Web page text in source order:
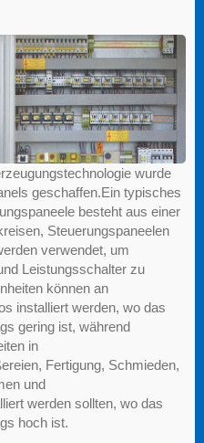
wurde
geschaffen.Ein typisches
besteht aus einer
Steuerungspaneelen
verwendet, um
Leistungsschalter zu
können an
installiert werden, wo das
gering ist, während
in
Fertigung, Schmieden,
und
werden sollten, wo das
hoch ist.